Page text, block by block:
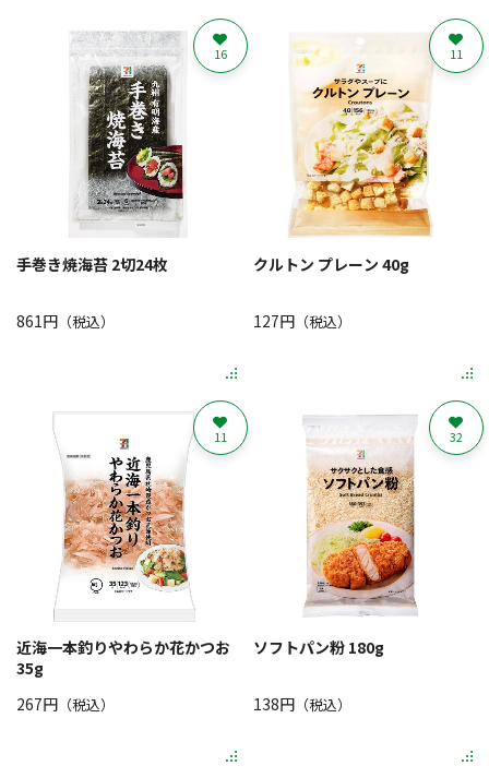
手巻き焼海苔 2切24枚
861円 （税込）
16
クルトン プレーン 40g
127円（税込）
11
近海一本釣りやわらか花かつお
35g
267円 （税込）
11
ソフトパン粉 180g
138円（税込）
32